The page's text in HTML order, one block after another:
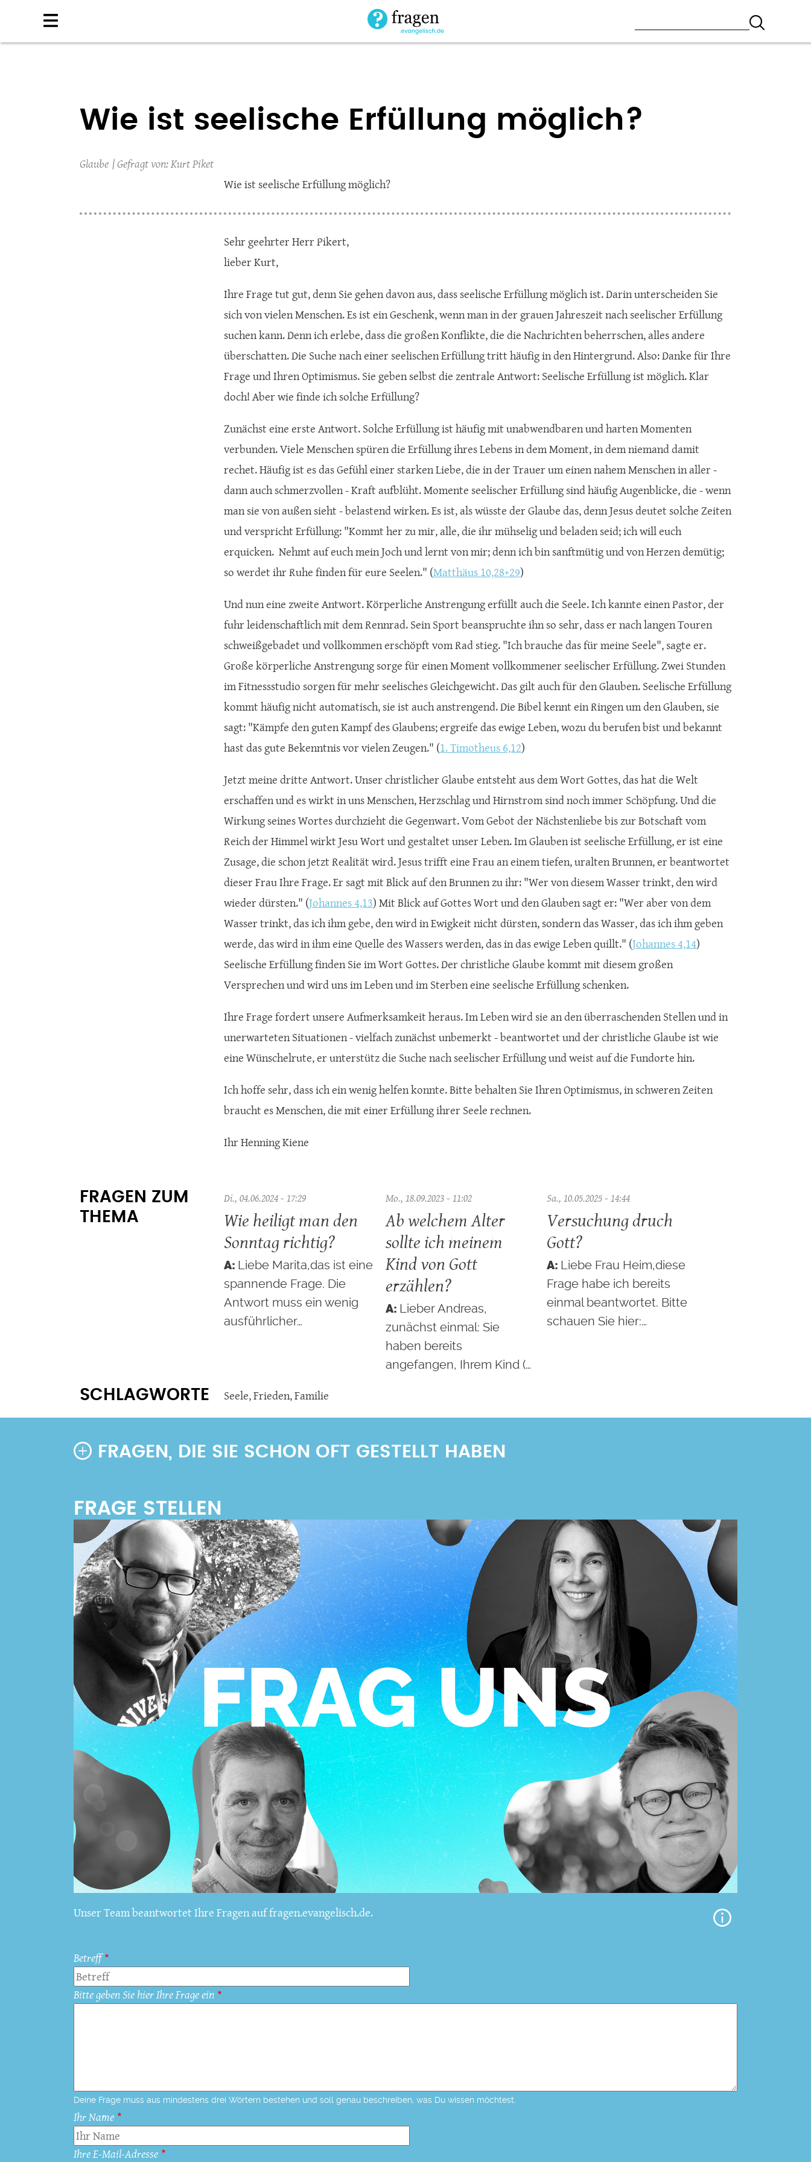
Wie ist seelische Erfüllung möglich?
Glaube
Kurt Piket
Wie ist seelische Erfüllung möglich?
Sehr geehrter Herr Pikert,
lieber Kurt,
Ihre Frage tut gut, denn Sie gehen davon aus, dass seelische Erfüllung möglich ist. Darin unterscheiden Sie
sich von vielen Menschen. Es ist ein Geschenk, wenn man in der grauen Jahreszeit nach seelischer Erfüllung
suchen kann. Denn ich erlebe, dass die großen Konflikte, die die Nachrichten beherrschen, alles andere
überschatten. Die Suche nach einer seelischen Erfüllung tritt häufig in den Hintergrund. Also: Danke für Ihre
Frage und Ihren Optimismus. Sie geben selbst die zentrale Antwort: Seelische Erfüllung ist möglich. Klar
doch! Aber wie finde ich solche Erfüllung?
Zunächst eine erste Antwort. Solche Erfüllung ist häufig mit unabwendbaren und harten Momenten
verbunden. Viele Menschen spüren die Erfüllung ihres Lebens in dem Moment, in dem niemand damit
rechet. Häufig ist es das Gefühl einer starken Liebe, die in der Trauer um einen nahem Menschen in aller -
dann auch schmerzvollen - Kraft aufblüht. Momente seelischer Erfüllung sind häufig Augenblicke, die - wenn
man sie von außen sieht - belastend wirken. Es ist, als wüsste der Glaube das, denn Jesus deutet solche Zeiten
und verspricht Erfüllung: "Kommt her zu mir, alle, die ihr mühselig und beladen seid; ich will euch
erquicken. Nehmt auf euch mein Joch und lernt von mir; denn ich bin sanftmütig und von Herzen demütig;
so werdet ihr Ruhe finden für eure Seelen." (Matthäus 10,28+29)
Und nun eine zweite Antwort. Körperliche Anstrengung erfüllt auch die Seele. Ich kannte einen Pastor, der
fuhr leidenschaftlich mit dem Rennrad. Sein Sport beanspruchte ihn so sehr, dass er nach langen Touren
schweißgebadet und vollkommen erschöpft vom Rad stieg. "Ich brauche das für meine Seele", sagte er.
Große körperliche Anstrengung sorge für einen Moment vollkommener seelischer Erfüllung. Zwei Stunden
im Fitnessstudio sorgen für mehr seelisches Gleichgewicht. Das gilt auch für den Glauben. Seelische Erfüllung
kommt häufig nicht automatisch, sie ist auch anstrengend. Die Bibel kennt ein Ringen um den Glauben, sie
sagt: "Kämpfe den guten Kampf des Glaubens; ergreife das ewige Leben, wozu du berufen bist und bekannt
hast das gute Bekenntnis vor vielen Zeugen." (1. Timotheus 6,12)
Jetzt meine dritte Antwort. Unser christlicher Glaube entsteht aus dem Wort Gottes, das hat die Welt
erschaffen und es wirkt in uns Menschen, Herzschlag und Hirnstrom sind noch immer Schöpfung. Und die
Wirkung seines Wortes durchzieht die Gegenwart. Vom Gebot der Nächstenliebe bis zur Botschaft vom
Reich der Himmel wirkt Jesu Wort und gestaltet unser Leben. Im Glauben ist seelische Erfüllung, er ist eine
Zusage, die schon jetzt Realität wird. Jesus trifft eine Frau an einem tiefen, uralten Brunnen, er beantwortet
dieser Frau Ihre Frage. Er sagt mit Blick auf den Brunnen zu ihr: "Wer von diesem Wasser trinkt, den wird
wieder dürsten." (Johannes 4,13) Mit Blick auf Gottes Wort und den Glauben sagt er: "Wer aber von dem
Wasser trinkt, das ich ihm gebe, den wird in Ewigkeit nicht dürsten, sondern das Wasser, das ich ihm geben
werde, das wird in ihm eine Quelle des Wassers werden, das in das ewige Leben quillt." (Johannes 4,14)
Seelische Erfüllung finden Sie im Wort Gottes. Der christliche Glaube kommt mit diesem großen
Versprechen und wird uns im Leben und im Sterben eine seelische Erfüllung schenken.
Ihre Frage fordert unsere Aufmerksamkeit heraus. Im Leben wird sie an den überraschenden Stellen und in
unerwarteten Situationen - vielfach zunächst unbemerkt - beantwortet und der christliche Glaube ist wie
eine Wünschelrute, er unterstütz die Suche nach seelischer Erfüllung und weist auf die Fundorte hin.
Ich hoffe sehr, dass ich ein wenig helfen konnte. Bitte behalten Sie Ihren Optimismus, in schweren Zeiten
braucht es Menschen, die mit einer Erfüllung ihrer Seele rechnen.
Ihr Henning Kiene
FRAGEN ZUM
THEMA
Di., 04.06.2024 - 17:29
Wie heiligt man den
Sonntag richtig?
Liebe Marita,das ist eine
spannende Frage. Die
Antwort muss ein wenig
ausführlicher…
Mo., 18.09.2023 - 11:02
Ab welchem Alter
sollte ich meinem
Kind von Gott
erzählen?
Lieber Andreas,
zunächst einmal: Sie
haben bereits
angefangen, Ihrem Kind (…
Sa., 10.05.2025 - 14:44
Versuchung druch
Gott?
Liebe Frau Heim,diese
Frage habe ich bereits
einmal beantwortet. Bitte
schauen Sie hier:…
SCHLAGWORTE Seele,Frieden,Familie
FRAGEN, DIE SIE SCHON OFT GESTELLT HABEN
Unser Team beantwortet Ihre Fragen auf fragen.evangelisch.de.
Betreff
Bitte geben Sie hier Ihre Frage ein
Deine Frage muss aus mindestens drei Wörtern bestehen und soll genau beschreiben, was Du wissen möchtest.
Ihr Name
Ihre E-Mail-Adresse